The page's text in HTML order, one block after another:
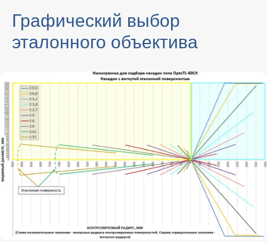
Графический выбор
эталонного объектива